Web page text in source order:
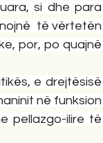
si dhe para
të vërtetën
por, po quajnë
e drejtësisë
në funksion
pellazgo-ilire të